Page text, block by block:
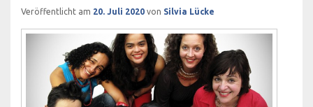
Veröffentlicht am 20. Juli 2020 von Silvia Lücke